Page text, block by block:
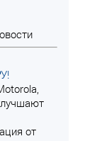
У!
от